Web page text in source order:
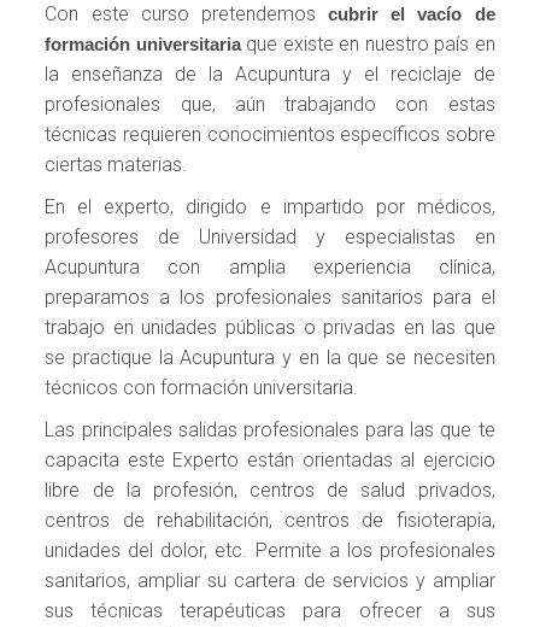
Con este curso pretendemoscubrir el vacío de
formación universitariaque existe en nuestro país en
la enseñanza de la Acupuntura y el reciclaje de
profesionales que, aún trabajando con estas
técnicas requieren conocimientos específicos sobre
ciertas materias.
En el experto, dirigido e impartido por médicos,
profesores de Universidad y especialistas en
Acupuntura con amplia experiencia clínica,
preparamos a los profesionales sanitarios para el
trabajo en unidades públicas o privadas en las que
se practique la Acupuntura y en la que se necesiten
técnicos con formación universitaria.
Las principales salidas profesionales para las que te
capacita este Experto están orientadas al ejercicio
libre de la profesión, centros de salud privados,
centros de rehabilitación, centros de fisioterapia,
unidades del dolor, etc. Permite a los profesionales
sanitarios, ampliar su cartera de servicios y ampliar
sus técnicas terapéuticas para ofrecer a sus